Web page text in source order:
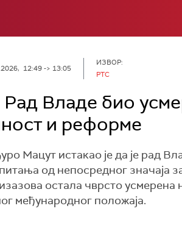
12:49 -> 13:05
ИЗВОР:
РТС
Владе био
и реформе
Мацут истакао је да је рад
од непосредног значаја
остала чврсто
међународног положаја.